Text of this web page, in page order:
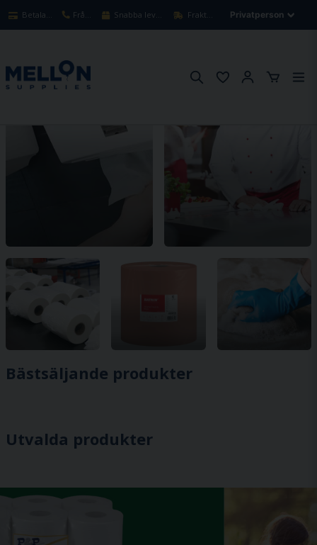
Betala säkert med kort Frågor? Ring oss! Snabba leveranser 1-3 arbetsdagar Fraktfritt över 900kr
Bästsäljande produkter
Utvalda produkter